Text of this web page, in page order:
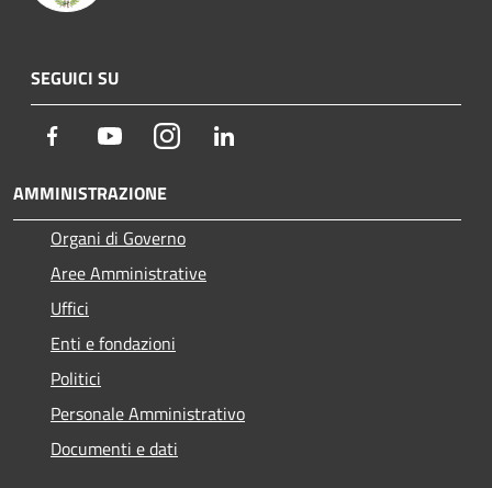
SEGUICI SU
Facebook YoutubeInstagram
AMMINISTRAZIONE
Organi di Governo
Aree Amministrative
Uffici
Enti e fondazioni
Politici
Personale Amministrativo
Documenti e dati